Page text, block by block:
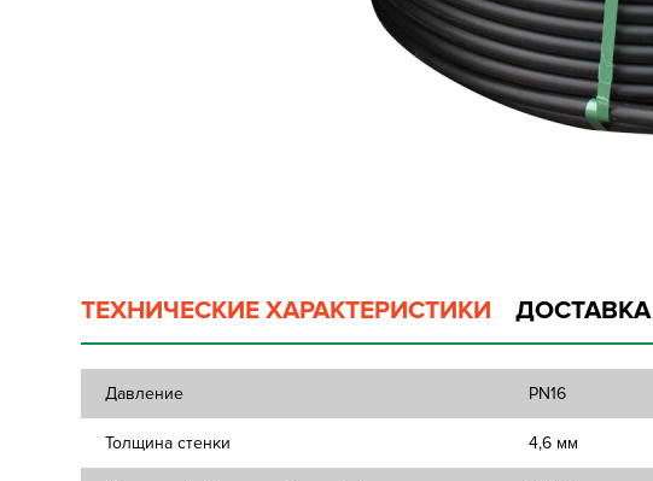
ТЕХНИЧЕСКИЕ ХАРАКТЕРИСТИКИ ДОСТАВКА
Давление PN16
Толщина стенки 4,6 мм